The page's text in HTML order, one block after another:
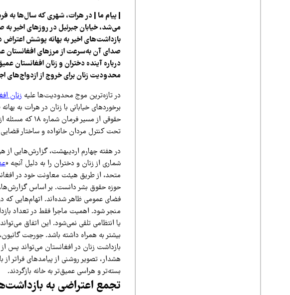
| پیام ما | در هرات، شهری که سال‌ها
می‌شد، خیابان جبرئیل در روزهای اخیر به
بازداشت‌های اخیر به بهانه پوشش اعتراض
درباره آینده دختران و زنان افغانستان
محدودیت زنان برای خروج از ازدواج‌های
در تازه‌ترین موج محدودیت‌ها علیهزنان
برخوردهای خیابانی با زنان در هرات به
حقوقی از مسیر
تحت کنترل مردان خانواده و ساختار
در هفته چهارم اردیبهشت، گزارش‌هایی از
شماری از زنان و دختران را به دلیل آنچه «
متحد، از طریق هیئت معاونت خود در
حوزه حقوق بشر دانست. بر اساس گزارش‌ها،
فضای عمومی ظاهر شده‌اند. اتهام‌هایی که
منجر شود. اهمیت ماجرا فقط در تعداد
یا انتظامی تلقی نمی‌شود. این اتفاق
بیشتر به همراه داشته باشد. جورجت
بازداشت زنان در افغانستان می‌تواند پس
هشدار، تصویر روشنی از پیامدهای فراتر
بسته‌تر و هراسی عمیق‌تر به خانه بازگردند.
تجمع اعتراضی به